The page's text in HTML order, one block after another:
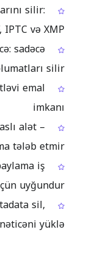
silir:
IPTC və XMP
sadəcə
silir
emal
imkanı
alət –
tələb etmir
iş
uyğundur
sil,
nəticəni yüklə